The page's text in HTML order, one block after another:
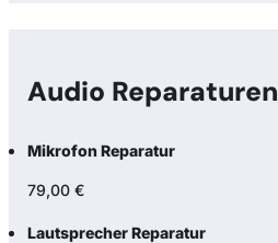
Audio Reparaturen
Mikrofon Reparatur
79,00 €
Lautsprecher Reparatur